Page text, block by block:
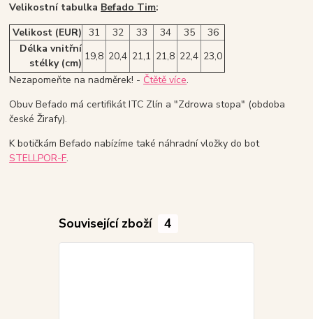
Velikostní tabulka Befado Tim:
Velikost (EUR) 31 32 33 34 35
36
Délka vnitřní
stélky (cm)
19,8 20,4 21,1 21,8 22,4 23,0
Nezapomeňte na nadměrek! - Čtětě více.
Obuv Befado má certifikát ITC Zlín a "Zdrowa stopa" (obdoba
české Žirafy).
K botičkám Befado nabízíme také náhradní vložky do bot
STELLPOR-F.
Související zboží 4